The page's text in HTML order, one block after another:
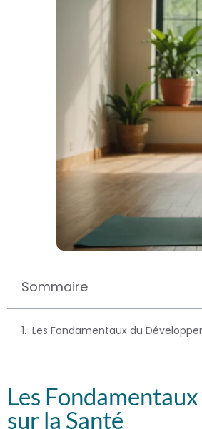
Sommaire
Les Fondamentaux du
Les
sur la Santé